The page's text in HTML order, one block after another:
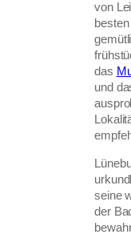
von
das
und
seine
der